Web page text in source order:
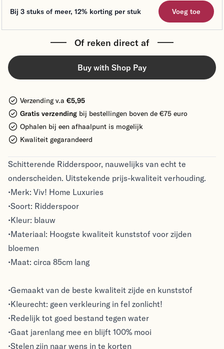
Bij 3 stuks of meer, 12% korting per stuk Voeg toe
Of reken direct af
Buy with Shop Pay
Verzending v.a €5,95
Gratis verzending bij bestellingen boven de €75 euro
Ophalen bij een afhaalpunt is mogelijk
Kwaliteit gegarandeerd
Schitterende Ridderspoor, nauwelijks van echt te
onderscheiden. Uitstekende prijs-kwaliteit verhouding.
•Merk: Viv! Home Luxuries
•Soort: Ridderspoor
•Kleur: blauw
•Materiaal: Hoogste kwaliteit kunststof voor zijden
bloemen
•Maat: circa 85cm lang
•Gemaakt van de beste kwaliteit zijde en kunststof
•Kleurecht: geen verkleuring in fel zonlicht!
•Redelijk tot goed bestand tegen water
•Gaat jarenlang mee en blijft 100% mooi
•Stelen zijn naar wens in te korten